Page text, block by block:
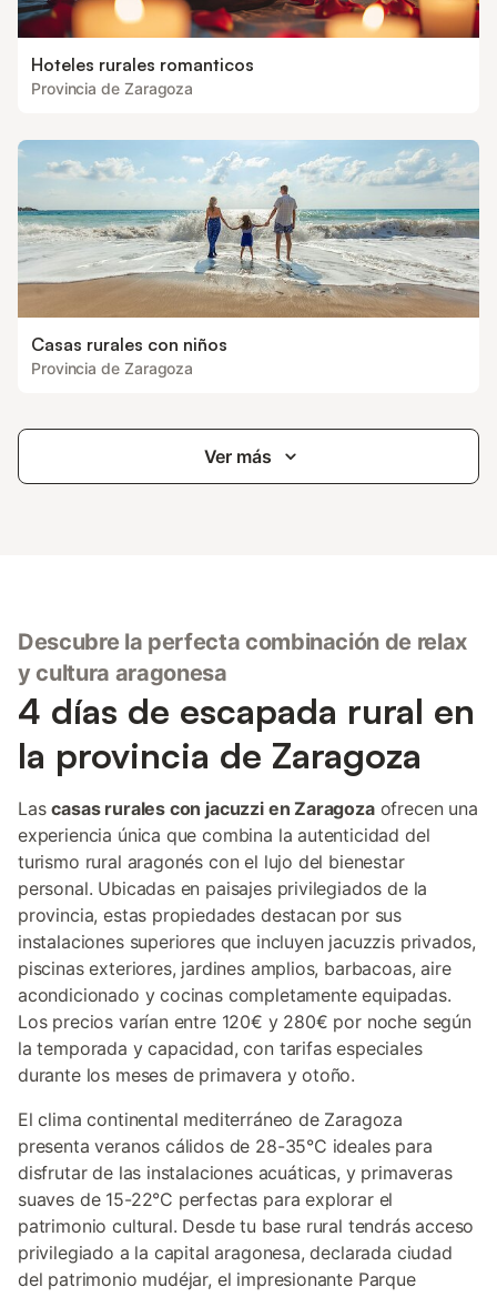
Hoteles rurales romanticos
Provincia de Zaragoza
Casas rurales con niños
Provincia de Zaragoza
Ver más
Descubre la perfecta combinación de relax
y cultura aragonesa
4 días de escapada rural en
la provincia de Zaragoza
Lascasas rurales con jacuzzi en Zaragozaofrecen una
experiencia única que combina la autenticidad del
turismo rural aragonés con el lujo del bienestar
personal. Ubicadas en paisajes privilegiados de la
provincia, estas propiedades destacan por sus
instalaciones superiores que incluyen jacuzzis privados,
piscinas exteriores, jardines amplios, barbacoas, aire
acondicionado y cocinas completamente equipadas.
Los precios varían entre 120€ y 280€ por noche según
la temporada y capacidad, con tarifas especiales
durante los meses de primavera y otoño.
El clima continental mediterráneo de Zaragoza
presenta veranos cálidos de 28-35°C ideales para
disfrutar de las instalaciones acuáticas, y primaveras
suaves de 15-22°C perfectas para explorar el
patrimonio cultural. Desde tu base rural tendrás acceso
privilegiado a la capital aragonesa, declarada ciudad
del patrimonio mudéjar, el impresionante Parque